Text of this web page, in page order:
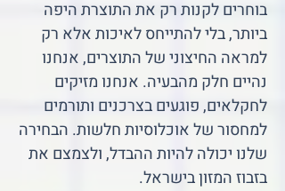
בוחרים לקנות רק את התוצרת היפה
ביותר, בלי להתייחס לאיכות אלא רק
למראה החיצוני של התוצרים, אנחנו
נהיים חלק מהבעיה. אנחנו מזיקים
לחקלאים, פוגעים בצרכנים ותורמים
למחסור של אוכלוסיות חלשות. הבחירה
שלנו יכולה להיות ההבדל, ולצמצם את
בזבוז המזון בישראל.